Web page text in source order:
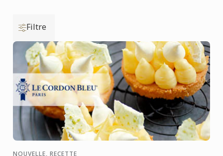
Filtre
NOUVELLE, RECETTE